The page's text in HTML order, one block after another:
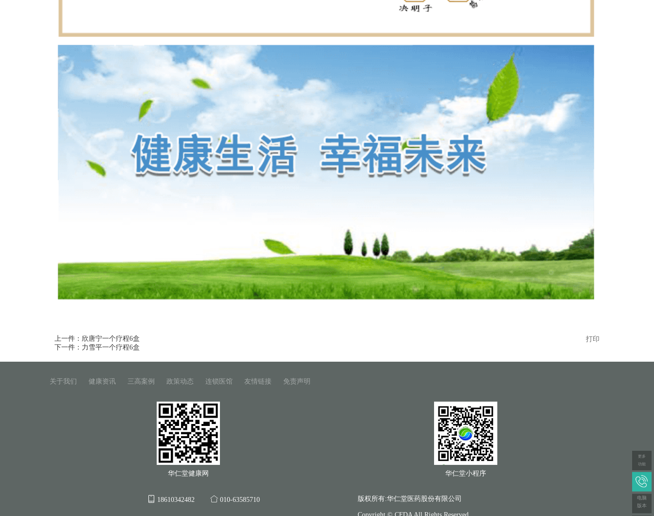
更多
功能
上一件：欣唐宁一个疗程6盒
下一件：力雪平一个疗程6盒
打印
电脑
版本
关于我们 健康资讯 三高案例 政策动态 连锁医馆 友情链接 免责声明
华仁堂健康网 华仁堂小程序
18610342482 010-63585710 版权所有:华仁堂医药股份有限公司